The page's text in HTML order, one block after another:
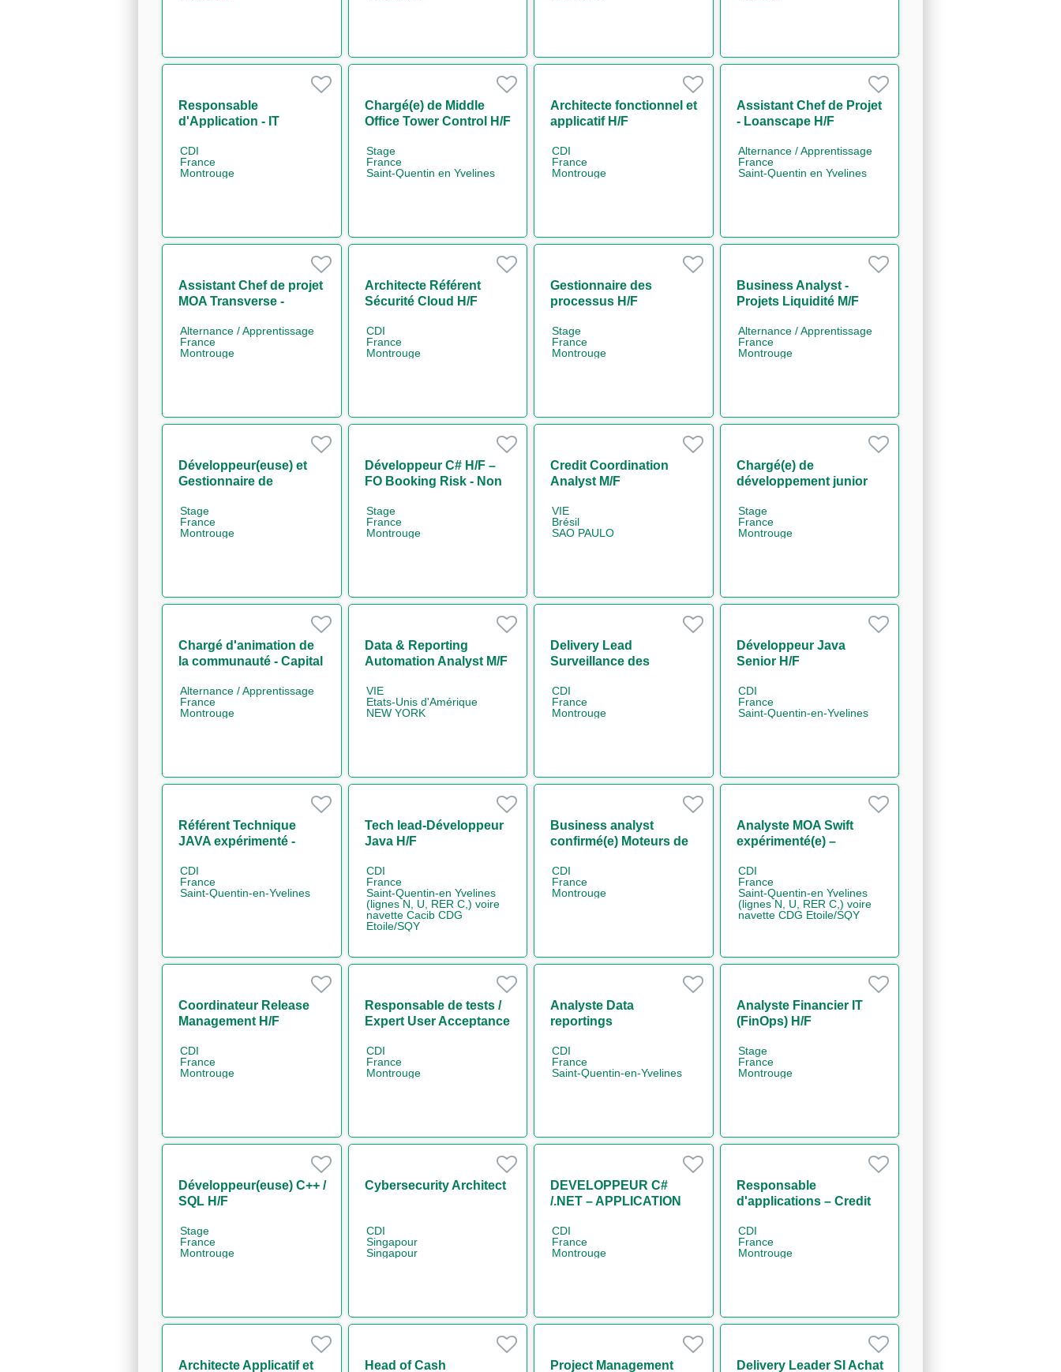
Responsable
d'Application - IT
Security H/F
CDI
France
Montrouge
Chargé(e) de Middle
Office Tower Control H/F
Stage
France
Saint-Quentin en Yvelines
Architecte fonctionnel et
applicatif H/F
CDI
France
Montrouge
Assistant Chef de Projet
- Loanscape H/F
Alternance / Apprentissage
France
Saint-Quentin en Yvelines
Assistant Chef de projet
MOA Transverse -
Alternance / Apprentissage
France
Montrouge
Architecte Référent
Sécurité Cloud H/F
CDI
France
Montrouge
Gestionnaire des
processus H/F
Stage
France
Montrouge
Business Analyst -
Projets Liquidité M/F
Alternance / Apprentissage
France
Montrouge
Développeur(euse) et
Gestionnaire de
Sophis H/F
Stage
France
Montrouge
Développeur C# H/F –
FO Booking Risk - Non
Stage
France
Montrouge
Credit Coordination
Analyst M/F
VIE
Brésil
SAO PAULO
Chargé(e) de
développement junior
Stage
France
Montrouge
Chargé d'animation de
la communauté - Capital
Alternance / Apprentissage
France
Montrouge
Data & Reporting
Automation Analyst M/F
VIE
Etats-Unis d'Amérique
NEW YORK
Delivery Lead
Surveillance des
marché H/F
CDI
France
Montrouge
Développeur Java
Senior H/F
CDI
France
Saint-Quentin-en-Yvelines
Référent Technique
JAVA expérimenté -
CDI
France
Saint-Quentin-en-Yvelines
Tech lead-Développeur
Java H/F
CDI
France
Saint-Quentin-en Yvelines
(lignes N, U, RER C,) voire
navette Cacib CDG
Etoile/SQY
Business analyst
confirmé(e) Moteurs de
CDI
France
Montrouge
Analyste MOA Swift
expérimenté(e) –
CDI
France
Saint-Quentin-en Yvelines
(lignes N, U, RER C,) voire
navette CDG Etoile/SQY
Coordinateur Release
Management H/F
CDI
France
Montrouge
Responsable de tests /
Expert User Acceptance
CDI
France
Montrouge
Analyste Data
reportings
CDI
France
Saint-Quentin-en-Yvelines
Analyste Financier IT
(FinOps) H/F
Stage
France
Montrouge
Développeur(euse) C++ /
SQL H/F
Stage
France
Montrouge
Cybersecurity Architect
CDI
Singapour
Singapour
DEVELOPPEUR C#
/.NET – APPLICATION
EURIBOR H/F
CDI
France
Montrouge
Responsable
d'applications – Credit
H/F
CDI
France
Montrouge
Architecte Applicatif et Head of Cash Project Management Delivery Leader SI Achat